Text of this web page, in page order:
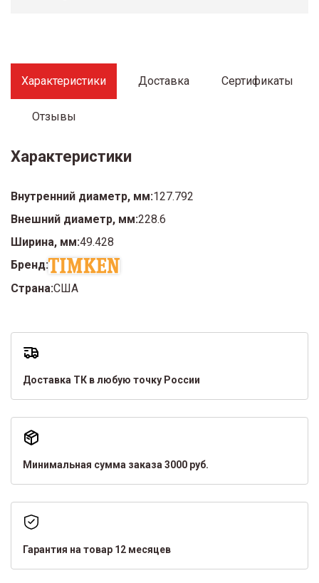
Характеристики Доставка Сертификаты
Отзывы
Характеристики
Внутренний диаметр, мм:127.792
Внешний диаметр, мм:228.6
Ширина, мм:49.428
Бренд:
Страна:США
Доставка ТК в любую точку России
Минимальная сумма заказа 3000 руб.
Гарантия на товар 12 месяцев